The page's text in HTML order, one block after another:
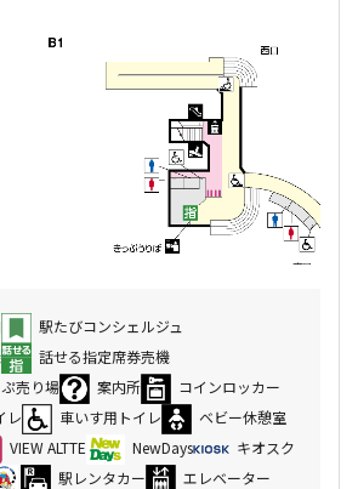
駅たびコンシェルジュ
話せる指定席券売機
売り場
案内所
コインロッカー
レ
車いす用トイレ
ベビー休憩室
VIEW ALTTE NewDays
キオスク
駅レンタカー
エレベーター